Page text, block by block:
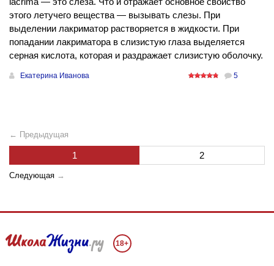
этого летучего вещества — вызывать слезы. При
выделении лакриматор растворяется в жидкости. При
попадании лакриматора в слизистую глаза выделяется
серная кислота, которая и раздражает слизистую оболочку.
Екатерина Иванова 5
← Предыдущая
1 2
Следующая →
18+